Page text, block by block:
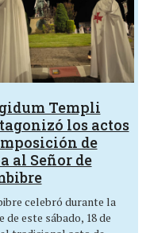
Templi
los actos
de
al Señor de
celebró durante la
de este sábado, 18 de